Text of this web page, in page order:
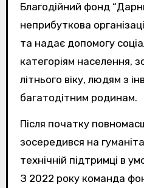
Благодійний фонд
неприбуткова
та надає допомогу
категоріям населення,
літнього віку, людям з
багатодітним родинам.
Після початку
зосередився на
технічній підтримці в
З 2022 року команда